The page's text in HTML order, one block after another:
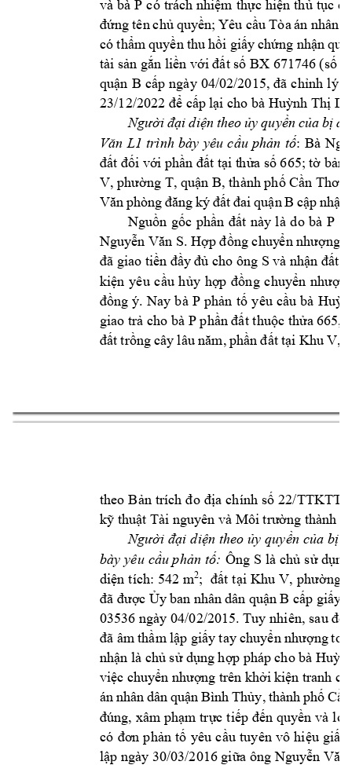
và bà P có trách nhiệm thực hiện thủ tục
đứng tên chủ quyền; Yêu cầu Tòa án nhân
có thẩmquyền thu hồi giấy chứng nhận quy
tài sản gắn liền với đất số BX 671746 (số
quận B cấp ngày 04/02/2015, đã chỉnh lý
23/12/2022 để cấp lại cho bà Huỳnh Thị Di
Người đại diện theo ủy quyền của bị
Văn L1 trình bày yêu cầu phản tố: Bà
đất đối với phần đất tại thửa số 665; tờ bản
V, phường T, quận B, thành phố Cần Thơ.
Văn phòng đăng ký đất đai quận B cập nhậ
Nguồn gốc phần đất này là do bà P
Nguyễn Văn S. Hợp đồng chuyển nhượng
đã giao tiền đầy đủ cho ông S và nhận đất
kiện yêu cầu hủy hợp đồng chuyển
đồng ý. Nay bà P phản tố yêu cầu bà Huỳ
giao trả cho bà P phần đất thuộc thửa 665,
đất trồng cây lâu năm, phần đất tại Khu V,
theo Bản trích đo địa chính số 22/
kỹ thuật Tài nguyên và Môi trường thành
Người đại diện theo ủy quyền của bị
bày yêu cầu phản tố: Ông S là chủ sử
diện tích: 542 m2; đất tại Khu V, phường
đã được Ủy ban nhân dân quận B cấp giấy
03536 ngày 04/02/2015. Tuy nhiên, sau đó
đã âm thầm lập giấy tay chuyển nhượng t
nhận là chủ sử dụng hợp pháp cho bà
việc chuyển nhượng trên khởi kiện tranh
án nhân dân quận Bình Thủy, thành phố
đúng, xâm phạm trực tiếp đến quyền và lợi
có đơn phản tố yêu cầu tuyên vô hiệu giấy
lập ngày 30/03/2016 giữa ông Nguyễn Văn